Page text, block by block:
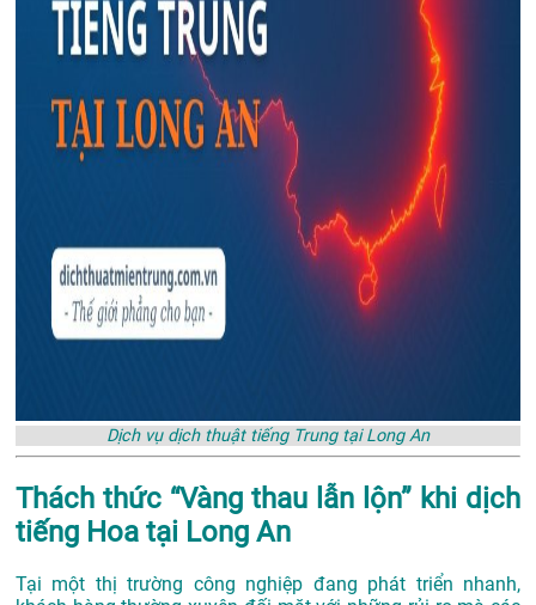
Dịch vụ dịch thuật tiếng Trung tại Long An
Thách thức “Vàng thau lẫn lộn” khi dịch
tiếng Hoa tại Long An
Tại một thị trường công nghiệp đang phát triển nhanh,